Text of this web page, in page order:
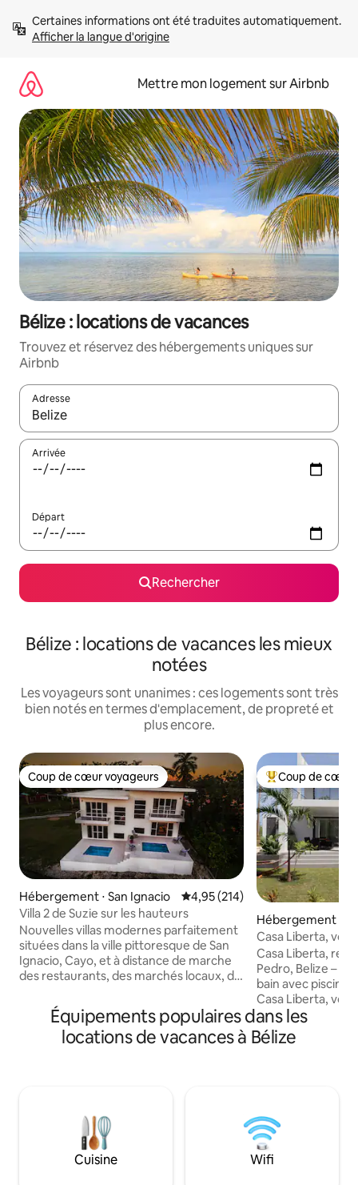
directement
Afficher la langue d'origine
Mettre mon logement sur Airbnb
Bélize : locations de vacances
Trouvez et réservez des hébergements uniques sur
Airbnb
Adresse
Lorsque les résultats s'affichent, utilisez les flèches vers le
Arrivée
Départ
Rechercher
Bélize : locations de vacances les mieux
notées
Les voyageurs sont unanimes : ces logements sont très
bien notés en termes d'emplacement, de propreté et
plus encore.
Coup de cœur voyageurs
Coup de cœur voyageurs
Hébergement ⋅ San Ignacio Évaluation moyenne sur la
4,95 (214)
Villa 2 de Suzie sur les hauteurs
Nouvelles villas modernes parfaitement
situées dans la ville pittoresque de San
Ignacio, Cayo, et à distance de marche
des restaurants, des marchés locaux, du
Steakhouse. Détendez-vous et
rafraîchissez-vous dans votre piscine
privée avec vue sur les montagnes
organisées par notre gestionnaire
immobilier. Suzie's Hilltop Villas est votre
maison loin de chez vous pour votre
prochaine escapade ou vos vacances
Coups de cœur
Coup de cœur
Hébergement ⋅
Casa Liberta,
luxe
Casa Liberta,
Pedro, Belize – 4
bain avec piscine
Casa Liberta,
sur l'île ! Nichée à
Pedro,
maison de
groupe d'amis,
entièrement
départ idéal pour
barrière de corail
Équipements populaires dans les
locations de vacances à Bélize
Cuisine Wifi